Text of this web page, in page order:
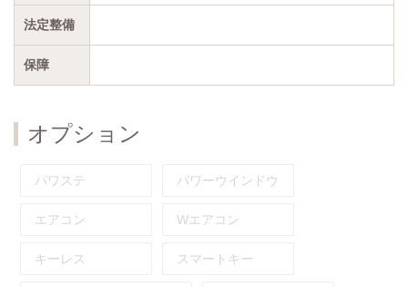
法定整備
保障
オプション
パワステ パワーウインドウ
エアコン Wエアコン
キーレス スマートキー